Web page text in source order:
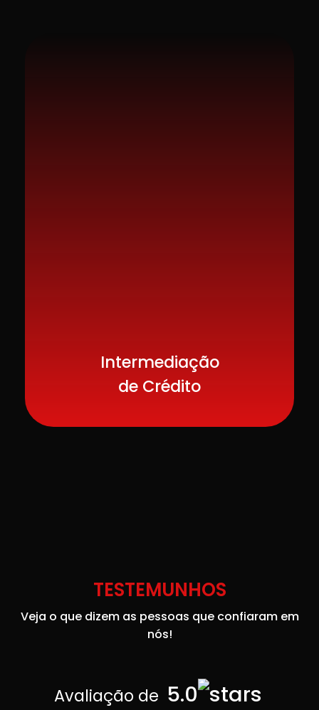
Intermediação
de Crédito
TESTEMUNHOS
Veja o que dizem as pessoas que confiaram em
nós!
Avaliação de 5.0